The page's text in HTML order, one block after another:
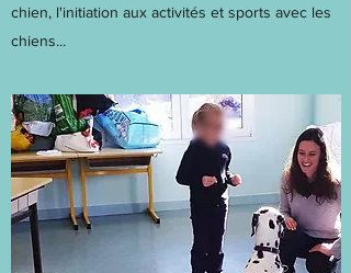
chien, l'initiation aux activités et sports avec les
chiens...